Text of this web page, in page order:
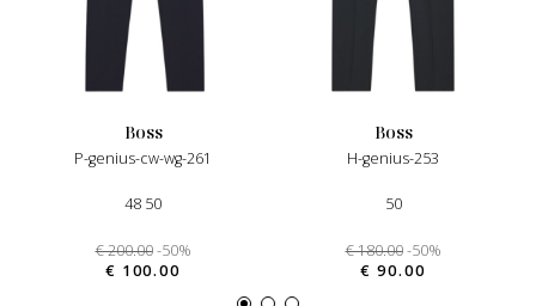
boss
p-genius-cw-wg-261
48 50
€ 200.00 -50%
€ 100.00
boss
h-genius-253
50
€ 180.00 -50%
€ 90.00